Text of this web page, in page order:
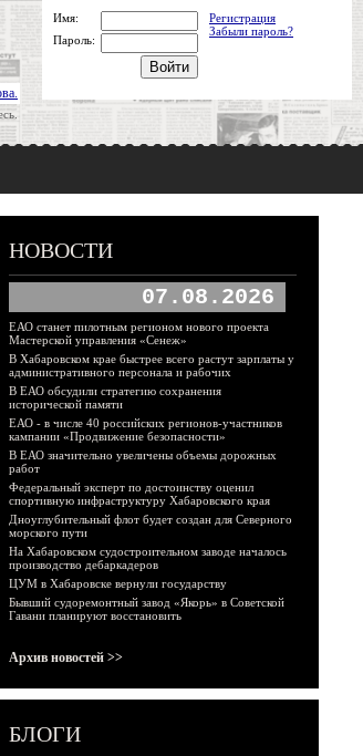
Имя:
Регистрация
Забыли пароль?
Пароль:
НОВОСТИ
07.08.2026
ЕАО станет пилотным регионом нового проекта
Мастерской управления «Сенеж»
В Хабаровском крае быстрее всего растут зарплаты у
административного персонала и рабочих
В ЕАО обсудили стратегию сохранения
исторической памяти
ЕАО - в числе 40 российских регионов-участников
кампании «Продвижение безопасности»
В ЕАО значительно увеличены объемы дорожных
работ
Федеральный эксперт по достоинству оценил
спортивную инфраструктуру Хабаровского края
Дноуглубительный флот будет создан для Северного
морского пути
На Хабаровском судостроительном заводе началось
производство дебаркадеров
ЦУМ в Хабаровске вернули государству
Бывший судоремонтный завод «Якорь» в Советской
Гавани планируют восстановить
Архив новостей >>
БЛОГИ